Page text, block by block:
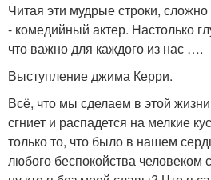
Читая эти мудрые строки,
- комедийный актер. Настолько
что важно для каждого из нас ….
Выступление джима Керри.
Всё, что мы сделаем в этой
сгниет и распадется на мелкие
только то, что было в нашем
любого беспокойства человеком